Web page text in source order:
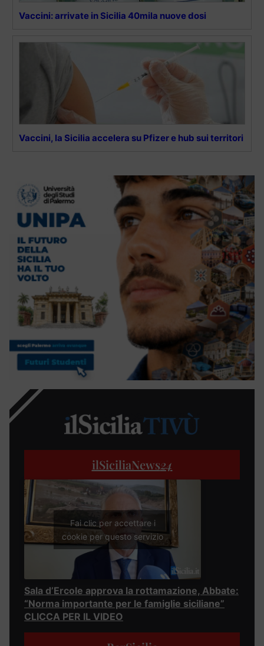
Vaccini: arrivate in Sicilia 40mila nuove dosi
Vaccini, la Sicilia accelera su Pfizer e hub sui territori
ilSiciliaNews24
Fai clic per accettare i
cookie per questo servizio
Sala d’Ercole approva la rottamazione, Abbate:
“Norma importante per le famiglie siciliane”
CLICCA PER IL VIDEO